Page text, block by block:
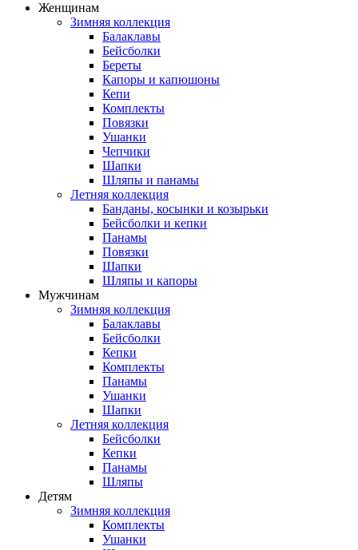
Женщинам
Зимняя коллекция
Балаклавы
Бейсболки
Береты
Капоры и капюшоны
Кепи
Комплекты
Повязки
Ушанки
Чепчики
Шапки
Шляпы и панамы
Летняя коллекция
Банданы, косынки и козырьки
Бейсболки и кепки
Панамы
Повязки
Шапки
Шляпы и капоры
Мужчинам
Зимняя коллекция
Балаклавы
Бейсболки
Кепки
Комплекты
Панамы
Ушанки
Шапки
Летняя коллекция
Бейсболки
Кепки
Панамы
Шляпы
Детям
Зимняя коллекция
Комплекты
Ушанки